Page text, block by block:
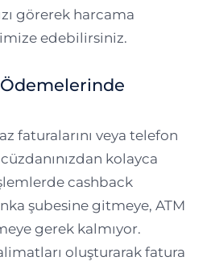
görerek harcama
edebilirsiniz.
faturalarını veya telefon
kolayca
cashback
şubesine gitmeye, ATM
gerek kalmıyor.
oluşturarak fatura